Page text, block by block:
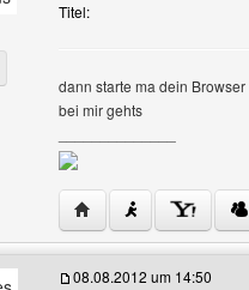
Profile anzeigen
Titel:
dann starte ma dein
bei mir gehts
Website dieses
08.08.2012 um 14:50